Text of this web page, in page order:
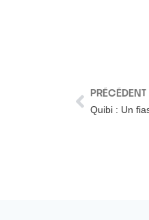
PRÉCÉDENT
Quibi : Un